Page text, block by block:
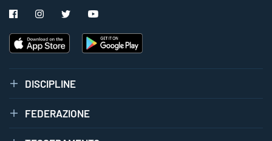
DISCIPLINE
FEDERAZIONE